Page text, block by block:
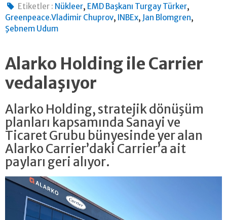
Etiketler : Nükleer, EMD Başkanı Turgay Türker,
Greenpeace.Vladimir Chuprov, INBEx, Jan Blomgren,
Şebnem Udum
Alarko Holding ile Carrier
vedalaşıyor
Alarko Holding, stratejik dönüşüm
planları kapsamında Sanayi ve
Ticaret Grubu bünyesinde yer alan
Alarko Carrier’daki Carrier’a ait
payları geri alıyor.